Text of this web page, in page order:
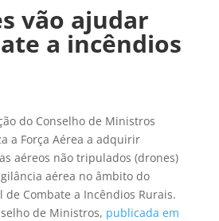
vão ajudar
a incêndios
do Conselho de Ministros
a Força Aérea a adquirir
aéreos não tripulados (drones)
aérea no âmbito do
de Combate a Incêndios Rurais.
de Ministros, publicada em